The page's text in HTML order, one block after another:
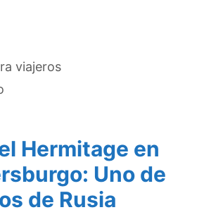
viajeros
Hermitage en
Uno de
de Rusia